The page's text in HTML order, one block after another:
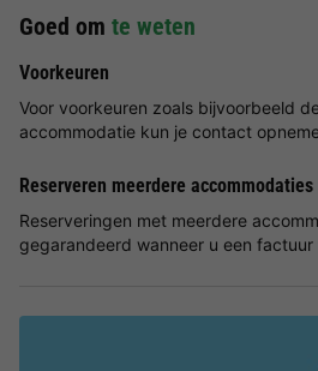
Goed om te weten
Voorkeuren
Voor voorkeuren zoals bijvoorbeeld
accommodatie kun je contact
Reserveren meerdere accommodaties
Reserveringen met meerdere
gegarandeerd wanneer u een